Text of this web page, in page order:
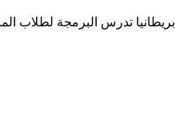
بريطانيا تدرس البرمجة لطلاب